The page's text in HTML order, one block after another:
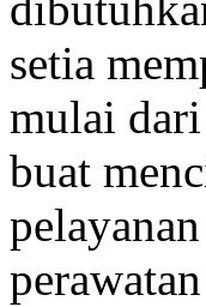
setia
mulai
buat